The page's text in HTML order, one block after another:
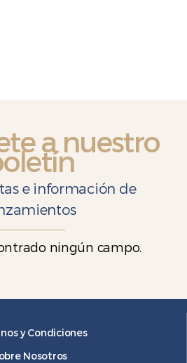
a nuestro
e información de
ningún campo.
y Condiciones
Nosotros